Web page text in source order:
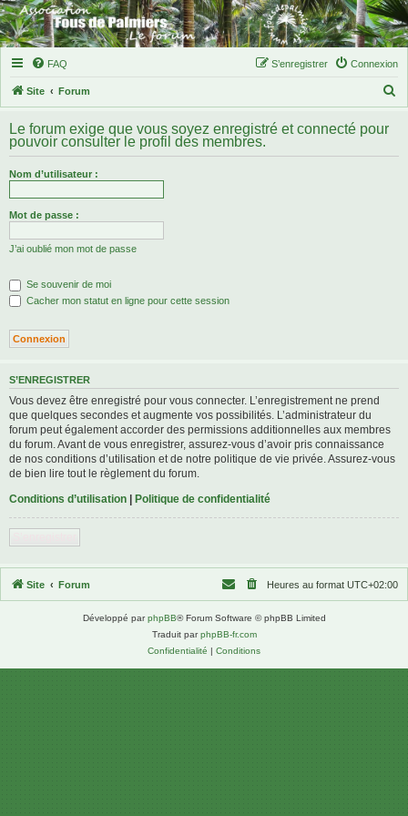
FAQ Connexion
S’enregistrer
Site Forum
h
Le forum exige que vous soyez enregistré et connecté pour
pouvoir consulter le profil des membres.
Nom d’utilisateur :
Mot de passe :
J’ai oublié mon mot de passe
Se souvenir de moi
Cacher mon statut en ligne pour cette session
S’ENREGISTRER
Vous devez être enregistré pour vous connecter. L’enregistrement ne prend
que quelques secondes et augmente vos possibilités. L’administrateur du
forum peut également accorder des permissions additionnelles aux membres
du forum. Avant de vous enregistrer, assurez-vous d’avoir pris connaissance
de nos conditions d’utilisation et de notre politique de vie privée. Assurez-vous
de bien lire tout le règlement du forum.
Conditions d’utilisation | Politique de confidentialité
Site Forum Heures au format UTC+02:00
Développé parphpBB® Forum Software © phpBB Limited
Traduit parphpBB-fr.com
Confidentialité | Conditions